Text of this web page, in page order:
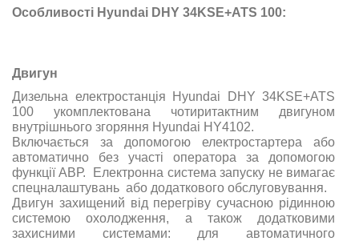
Особливості Hyundai DHY 34KSE+ATS 100:
Двигун
Дизельна електростанція Hyundai DHY 34KSE+ATS
100 укомплектована чотиритактним двигуном
внутрішнього згоряння Hyundai HY4102.
Включається за допомогою електростартера або
автоматично без участі оператора за допомогою
функції АВР. Електронна система запуску не вимагає
спецналаштувань або додаткового обслуговування.
Двигун захищений від перегріву сучасною рідинною
системою охолодження, а також додатковими
захисними системами: для автоматичного